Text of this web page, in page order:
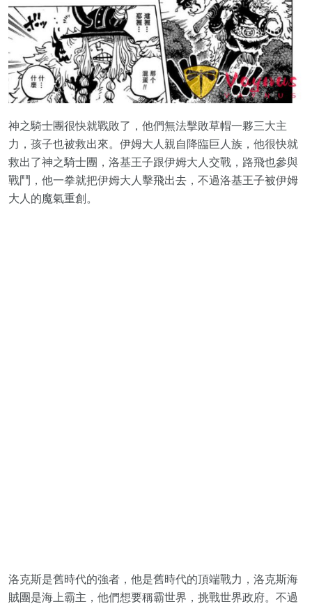
神之騎士團很快就戰敗了，他們無法擊敗草帽一夥三大主
力，孩子也被救出來。伊姆大人親自降臨巨人族，他很快就
救出了神之騎士團，洛基王子跟伊姆大人交戰，路飛也參與
戰鬥，他一拳就把伊姆大人擊飛出去，不過洛基王子被伊姆
大人的魔氣重創。
洛克斯是舊時代的強者，他是舊時代的頂端戰力，洛克斯海
賊團是海上霸主，他們想要稱霸世界，挑戰世界政府。不過